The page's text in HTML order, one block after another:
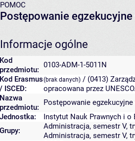
POMOC
Postępowanie
Informacje ogólne
Kod
przedmiotu:
0103-ADM-1-5011N
Kod Erasmus
/ ISCED:
(brak danych) / (0413)
opracowana przez UNESCO.
Nazwa
przedmiotu:
Postępowanie
Jednostka:
Instytut Nauk Prawnych i o
Grupy:
Administracja, semestr V,
Administracja, semestr V,